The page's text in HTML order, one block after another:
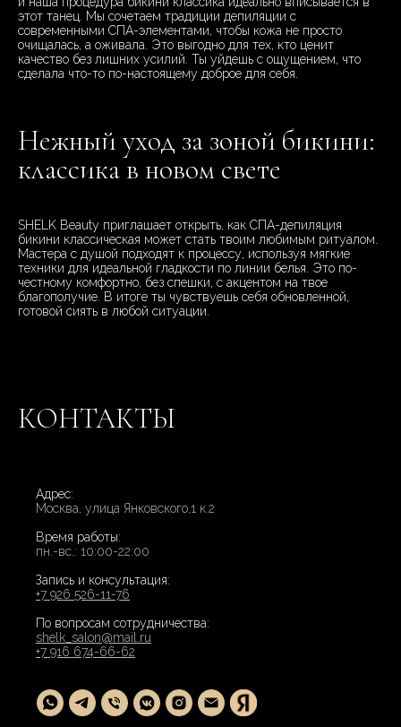
этот танец. Мы сочетаем традиции депиляции с
современными СПА-элементами, чтобы кожа не просто
очищалась, а оживала. Это выгодно для тех, кто ценит
качество без лишних усилий. Ты уйдешь с ощущением, что
сделала что-то по-настоящему доброе для себя.
Нежный уход за зоной бикини:
классика в новом свете
SHELK Beauty приглашает открыть, как СПА-депиляция
бикини классическая может стать твоим любимым ритуалом.
Мастера с душой подходят к процессу, используя мягкие
техники для идеальной гладкости по линии белья. Это по-
честному комфортно, без спешки, с акцентом на твое
благополучие. В итоге ты чувствуешь себя обновленной,
готовой сиять в любой ситуации.
КОНТАКТЫ
Адрес:
Москва, улица Янковского,1 к.2
Время работы:
пн.-вс.: 10:00-22:00
Запись и консультация:
+7 926 526-11-76
По вопросам сотрудничества:
shelk_salon@mail.ru
+7 916 674-66-62